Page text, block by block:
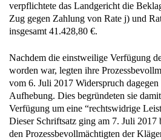
verpflichtete das Landgericht die
Zug gegen Zahlung von Rate j) und
insgesamt 41.428,80 €.
Nachdem die einstweilige Verfügung
worden war, legten ihre
vom 6. Juli 2017 Widerspruch
Aufhebung. Dies begründeten sie
Verfügung um eine “rechtswidrige
Dieser Schriftsatz ging am 7. Juli
den Prozessbevollmächtigten der